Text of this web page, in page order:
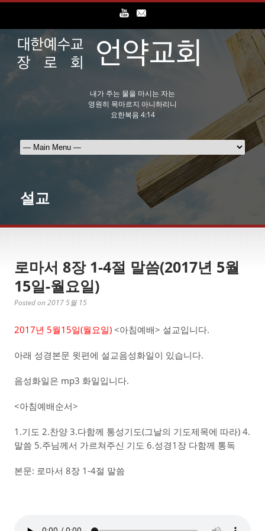
내가 주는 물을 마시는 자는
영원히 목마르지 아니하리니
요한복음 4:14
설교
로마서 8장 1-4절 말씀(2017년 5월
15일-월요일)
Posted on 2017 5월 15
2017년 5월15일(월요일) <아침예배> 설교입니다.
아래 성경본문 윗편에 설교음성화일이 있습니다.
음성화일은 mp3 화일입니다.
<아침예배순서>
1.기도 2.찬양 3.다함께 통성기도(그날의 기도제목에 따라) 4.
말씀 5.주님께서 가르쳐주신 기도 6.성경1장 다함께 통독
본문: 로마서 8장 1-4절 말씀